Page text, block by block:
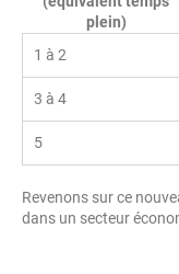
plein)
1 à 2
3 à 4
5
Revenons sur ce
dans un secteur